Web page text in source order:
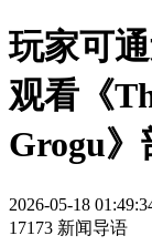
玩家可
观看《
Grogu
2026-05-18
17173 新闻导语